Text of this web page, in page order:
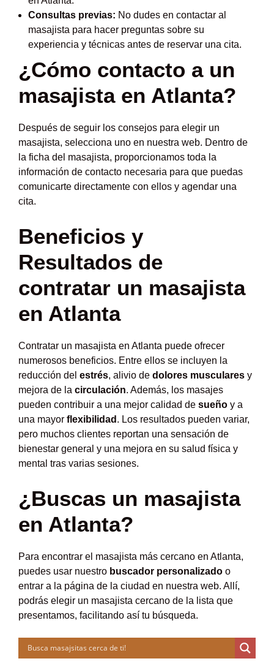
Consultas previas: No dudes en contactar al
masajista para hacer preguntas sobre su
experiencia y técnicas antes de reservar una cita.
¿Cómo contacto a un
masajista en Atlanta?
Después de seguir los consejos para elegir un
masajista, selecciona uno en nuestra web. Dentro de
la ficha del masajista, proporcionamos toda la
información de contacto necesaria para que puedas
comunicarte directamente con ellos y agendar una
cita.
Beneficios y
Resultados de
contratar un masajista
en Atlanta
Contratar un masajista en Atlanta puede ofrecer
numerosos beneficios. Entre ellos se incluyen la
reducción del estrés, alivio de dolores musculares y
mejora de la circulación. Además, los masajes
pueden contribuir a una mejor calidad de sueño y a
una mayor flexibilidad . Los resultados pueden variar,
pero muchos clientes reportan una sensación de
bienestar general y una mejora en su salud física y
mental tras varias sesiones.
¿Buscas un masajista
en Atlanta?
Para encontrar el masajista más cercano en Atlanta,
puedes usar nuestro buscador personalizado o
entrar a la página de la ciudad en nuestra web. Allí,
podrás elegir un masajista cercano de la lista que
presentamos, facilitando así tu búsqueda.